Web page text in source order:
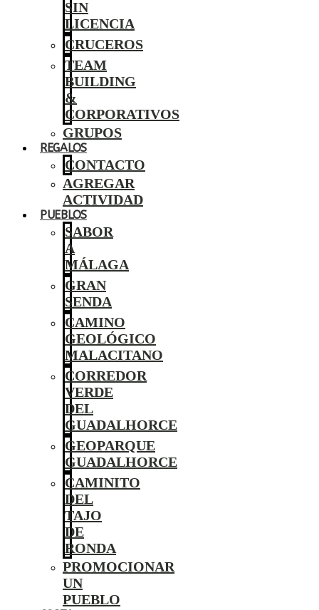
SIN
LICENCIA
CRUCEROS
TEAM
BUILDING
&
CORPORATIVOS
GRUPOS
REGALOS
CONTACTO
AGREGAR
ACTIVIDAD
PUEBLOS
SABOR
A
MÁLAGA
GRAN
SENDA
CAMINO
GEOLÓGICO
MALACITANO
CORREDOR
VERDE
DEL
GUADALHORCE
GEOPARQUE
GUADALHORCE
CAMINITO
DEL
TAJO
DE
RONDA
PROMOCIONAR
UN
PUEBLO